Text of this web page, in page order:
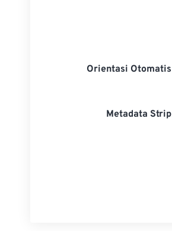
Orientasi Otomatis
Metadata Strip